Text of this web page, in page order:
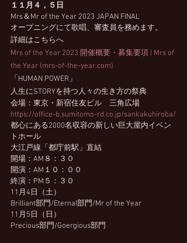
１１月４，５日
Mrs＆Mr of the Year 2023 JAPAN FINAL
オープニングにて歌唱、審査員を務めます。
詳細はこちらへ
Mrs of the Year 2023 開催概要・募集要項 | Mrs of
the Year (mrs-of-the-year.com)
「HUMAN POWER」
人生にSTORYを持つ人々の生き方の祭典
会場：東京・新宿住友ビル　三角広場
https://office-b.sumitomo-rd.co.jp/sankakuhiroba/
都心にある2000名収容の新しい巨大屋内イベン
トホール
大江戸線「都庁前駅」直結
開場：AM８：３０
開演：AM１０：００
終演：PM５：３０
11月4日（土）
Brilliant部門/Eternal部門/Mr of the Year
11月5日（日）
Precious部門/Goergious部門